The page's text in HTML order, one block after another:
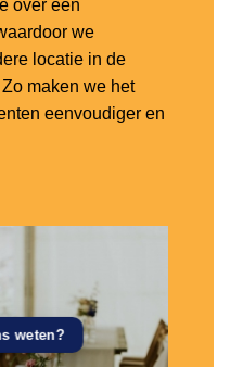
over een
we
locatie in de
maken we het
eenvoudiger en
weten?